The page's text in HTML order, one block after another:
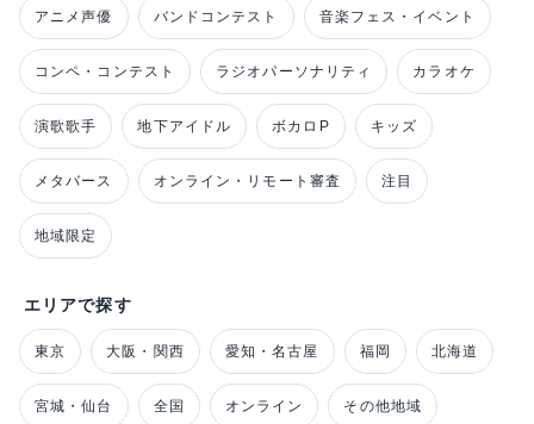
アニメ声優 バンドコンテスト 音楽フェス・イベント
コンペ・コンテスト ラジオパーソナリティ カラオケ
演歌歌手 地下アイドル ボカロP キッズ
メタバース オンライン・リモート審査 注目
地域限定
エリアで探す
東京 大阪・関西 愛知・名古屋 福岡 北海道
宮城・仙台 全国 オンライン その他地域